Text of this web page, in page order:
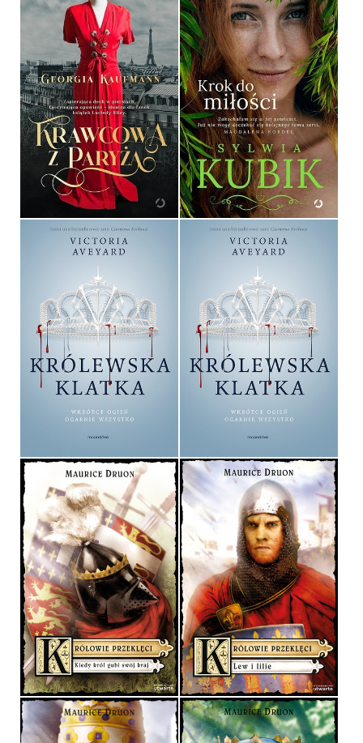
KRAWCOWA Z PARYŻA
GEORGIA KAUFMANN
OPRAWA MIĘKKA
44,99 ZŁ
KROK DO MIŁOŚCI
SYLWIA KUBIK
OPRAWA MIĘKKA
39,99 ZŁ
KRÓLEWSKA KLATKA
VICTORIA AVEYARD
OPRAWA MIĘKKA ZE SKRZYDEŁKAMI
36,90 ZŁ
KRÓLEWSKA KLATKA
VICTORIA AVEYARD
OPRAWA TWARDA
39,90 ZŁ
KRÓLOWIE PRZEKLĘCI
MAURICE DRUON
OPRAWA TWARDA
29,90 ZŁ
KRÓLOWIE PRZEKLĘCI
MAURICE DRUON
OPRAWA TWARDA
29,90 ZŁ